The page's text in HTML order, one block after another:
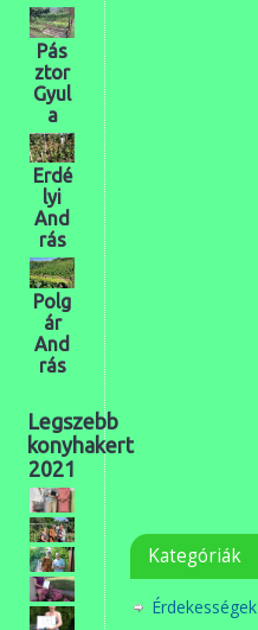
Pás
ztor
Gyul
a
Erdé
lyi
And
rás
Polg
ár
And
rás
Legszebb
konyhakert
2021
Kategóriák
Érdekességek